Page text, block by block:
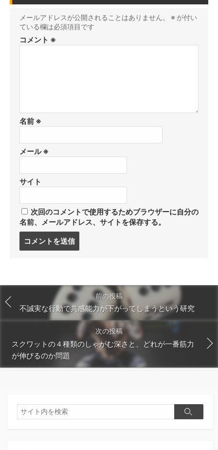
メールアドレスが公開されることはありません。 ※ が付い
ている欄は必須項目です
コメント ※
名前 ※
メール※
サイト
次回のコメントで使用するためブラウザーに自分の
名前、メールアドレス、サイトを保存する。
る
前の投稿
不誠実な行動で共感能力が下がってしまうという研究
次の投稿
スクワットの４種類のしゃがむ深さと、どれが一番筋力
が伸びるのか問題
検
索
検